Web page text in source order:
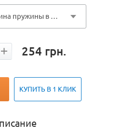
Выберите длина пружины в состоянии покоя
254 грн.
КУПИТЬ В 1 КЛИК